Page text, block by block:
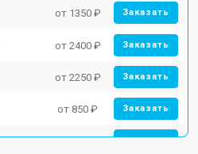
от 1350 ₽ Заказать
от 2400 ₽ Заказать
от 2250 ₽ Заказать
от 850 ₽ Заказать
от 950 ₽ Заказать